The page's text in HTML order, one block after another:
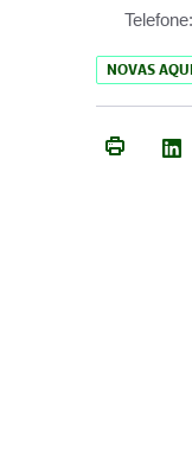
Telefone:
NOVAS